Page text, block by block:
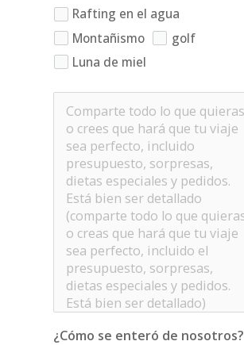
Rafting en el agua
Montañismo
golf
Luna de miel
¿Cómo se enteró de nosotros?